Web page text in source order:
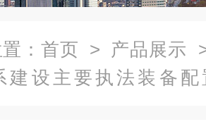
： 首页 > 产品展示
建设主要执法装备配